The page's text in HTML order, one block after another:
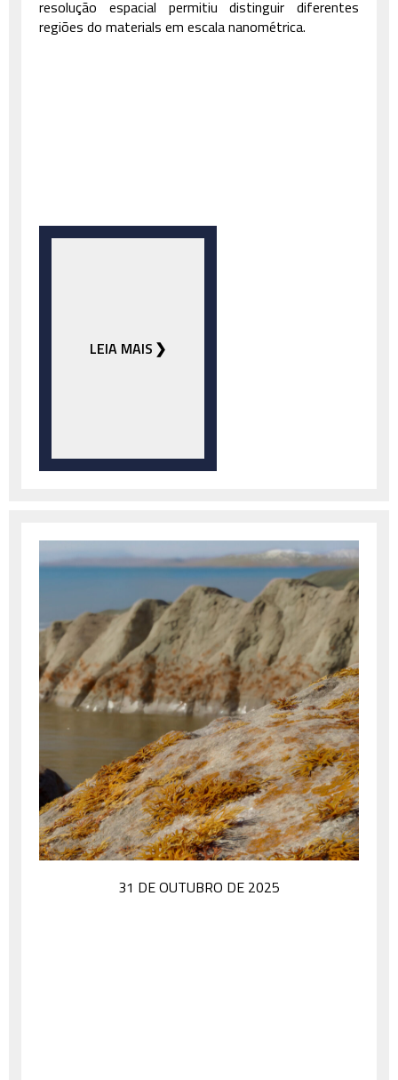
resolução espacial permitiu distinguir diferentes
regiões do materials em escala nanométrica.
LEIA MAIS
31 DE OUTUBRO DE 2025